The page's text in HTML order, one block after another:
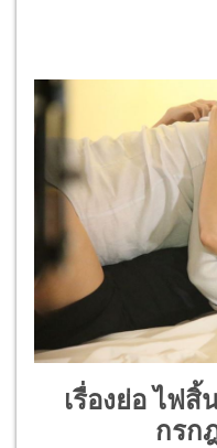
เรื่องย่อ ไฟสิ้
กรก